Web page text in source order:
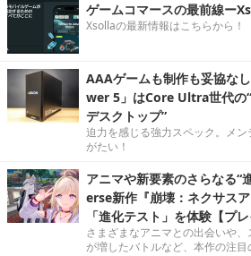
ゲームコマースの最前線ー
Xsollaの最新情報はこちらから！
AAAゲームも制作も妥協な
wer 5」はCore Ultra世代の
デスクトップ”
迫力を感じる強力スペック。メ
がたい！
アニマや新要素のさらなる“
erse新作『崩壊：ネクサス
「進化テスト」を体験【プレ
さまざまなアニマとの出会いや
が増したバトルなど、本作の注目